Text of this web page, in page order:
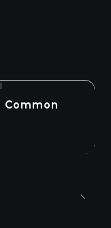
Common